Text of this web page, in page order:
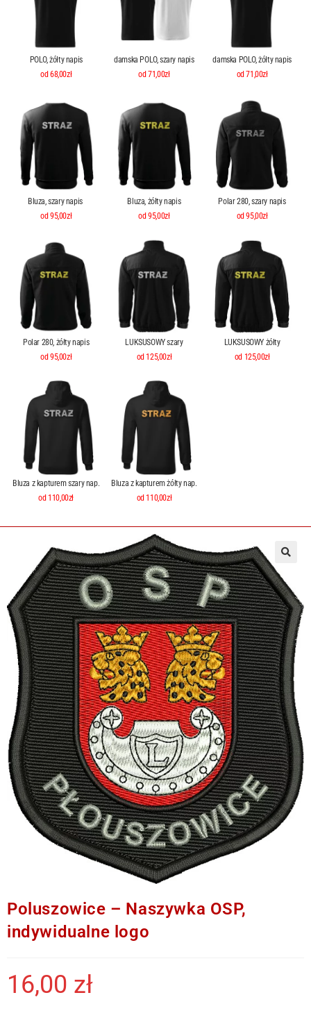
POLO, żółty napis
od 68,00zł
damska POLO, szary napis
od 71,00zł
damska POLO, żółty napis
od 71,00zł
Bluza, szary napis
od 95,00zł
Bluza, żółty napis
od 95,00zł
Polar 280, szary napis
od 95,00zł
Polar 280, żółty napis
od 95,00zł
LUKSUSOWY szary
od 125,00zł
LUKSUSOWY żółty
od 125,00zł
Bluza z kapturem szary nap.
od 110,00zł
Bluza z kapturem żółty nap.
od 110,00zł
Poluszowice – Naszywka OSP,
indywidualne logo
16,00 zł